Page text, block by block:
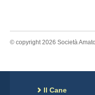
© copyright 2026 Società
Il Cane